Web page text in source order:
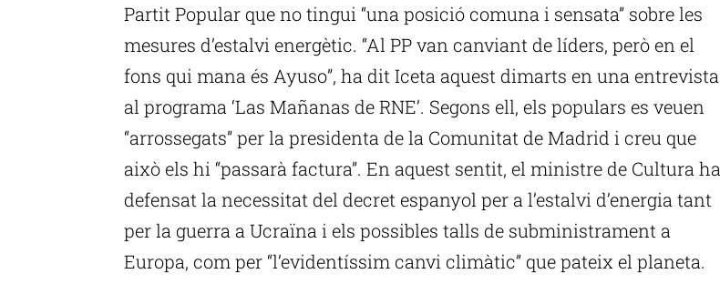
Partit Popular que no tingui “una posició comuna i sensata” sobre les
mesures d’estalvi energètic. “Al PP van canviant de líders, però en el
fons qui mana és Ayuso”, ha dit Iceta aquest dimarts en una entrevista
al programa ‘Las Mañanas de RNE’. Segons ell, els populars es veuen
“arrossegats” per la presidenta de la Comunitat de Madrid i creu que
això els hi “passarà factura”. En aquest sentit, el ministre de Cultura ha
defensat la necessitat del decret espanyol per a l’estalvi d’energia tant
per la guerra a Ucraïna i els possibles talls de subministrament a
Europa, com per “l’evidentíssim canvi climàtic” que pateix el planeta.